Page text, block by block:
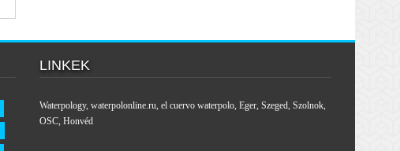
LINKEK
Waterpology, waterpolonline.ru, el cuervo waterpolo, Eger, Szeged, Szolnok,
OSC, Honvéd